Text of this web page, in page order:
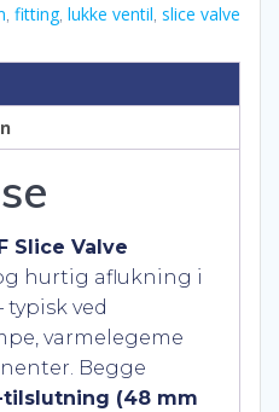
, fitting, lukke ventil, slice valve
Slice Valve
hurtig aflukning i
typisk ved
varmelegeme
Begge
tilslutning (48 mm